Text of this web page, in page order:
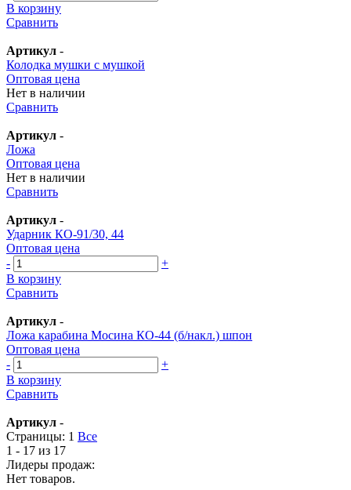
В корзину
Сравнить
Артикул -
Колодка мушки с мушкой
Оптовая цена
Нет в наличии
Сравнить
Артикул -
Ложа
Оптовая цена
Нет в наличии
Сравнить
Артикул -
Ударник КО-91/30, 44
Оптовая цена
-
+
В корзину
Сравнить
Артикул -
Ложа карабина Мосина КО-44 (б/накл.) шпон
Оптовая цена
-
+
В корзину
Сравнить
Артикул -
Страницы: 1 Все
1 - 17 из 17
Лидеры продаж:
Нет товаров.